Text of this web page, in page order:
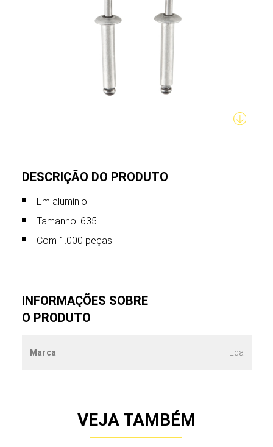
DESCRIÇÃO DO PRODUTO
Em alumínio.
Tamanho: 635.
Com 1.000 peças.
INFORMAÇÕES SOBRE
O PRODUTO
Marca Eda
VEJA TAMBÉM